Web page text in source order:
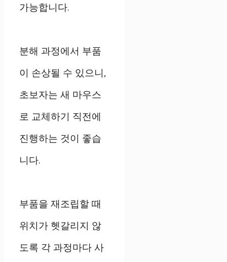
가능합니다.
분해 과정에서 부품
이 손상될 수 있으니,
초보자는 새 마우스
로 교체하기 직전에
진행하는 것이 좋습
니다.
부품을 재조립할 때
위치가 헷갈리지 않
도록 각 과정마다 사